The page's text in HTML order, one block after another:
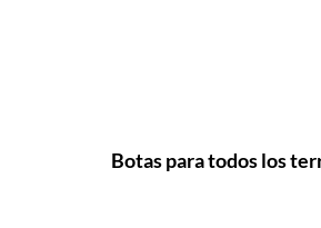
Botas para todos los